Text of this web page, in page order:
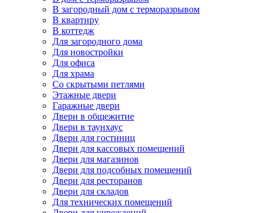
В загородный дом с терморазрывом
В квартиру
В коттедж
Для загородного дома
Для новостройки
Для офиса
Для храма
Со скрытыми петлями
Этажные двери
Гаражные двери
Двери в общежитие
Двери в таунхаус
Двери для гостиниц
Двери для кассовых помещений
Двери для магазинов
Двери для подсобных помещений
Двери для ресторанов
Двери для складов
Для технических помещений